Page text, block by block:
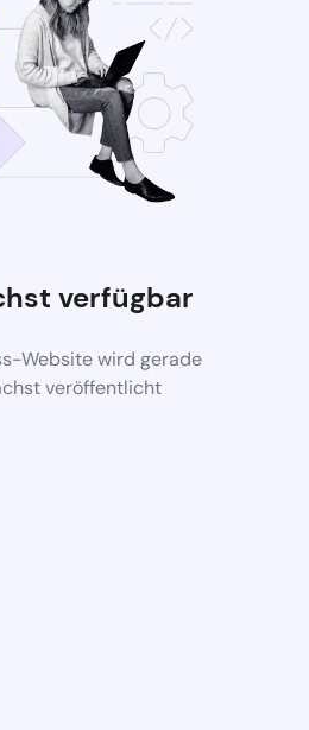
verfügbar
Website wird gerade
veröffentlicht